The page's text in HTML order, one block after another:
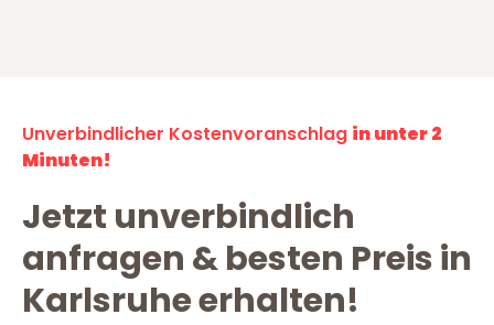
Unverbindlicher Kostenvoranschlag in unter 2
Minuten!
Jetzt unverbindlich
anfragen & besten Preis in
Karlsruhe erhalten!